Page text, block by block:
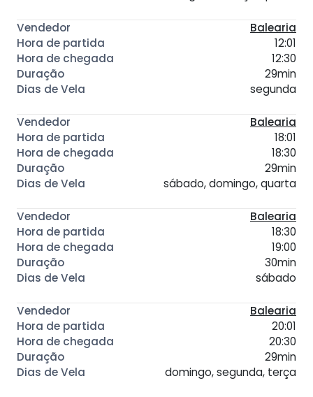
Balearia
12:01
12:30
29min
segunda
Balearia
18:01
18:30
29min
sábado, domingo, quarta
Balearia
18:30
19:00
30min
sábado
Balearia
20:01
20:30
29min
domingo, segunda, terça